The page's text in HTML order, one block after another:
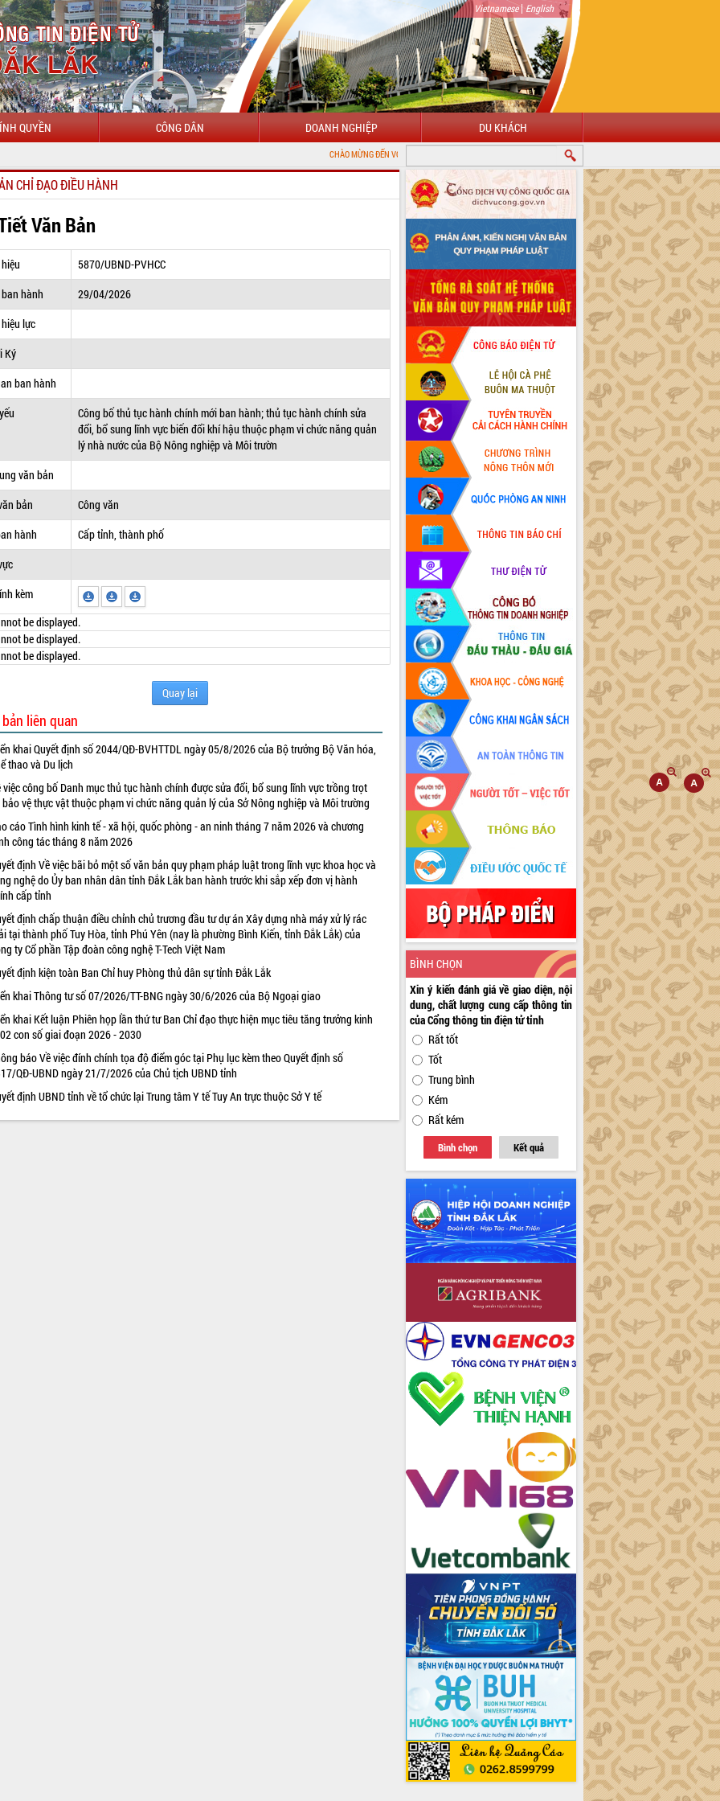
Vietnamese| English
QUYỀN CÔNG DÂN DOANH NGHIỆP DU KHÁCH
CHÀO MỪNG ĐẾN VỚI CỔNG THÔNG TIN ĐIỆN TỬ TỈNH ĐẮK LẮK
CHỈ ĐẠO ĐIỀU HÀNH
Văn Bản
5870/UBND-PVHCC
hành
29/04/2026
lực
Ký
ban hành
Công bố thủ tục hành chính mới ban hành; thủ tục hành chính sửa
đổi, bổ sung lĩnh vực biến đổi khí hậu thuộc phạm vi chức năng quản
lý nhà nước của Bộ Nông nghiệp và Môi trườn
văn bản
bản
Công văn
hành
Cấp tỉnh, thành phố
kèm
be displayed.
be displayed.
be displayed.
Quay lại
liên quan
khai Quyết định số 2044/QĐ-BVHTTDL ngày 05/8/2026 của Bộ trưởng Bộ Văn hóa,
thao và Du lịch
việc công bố Danh mục thủ tục hành chính được sửa đổi, bổ sung lĩnh vực trồng trọt
bảo vệ thực vật thuộc phạm vi chức năng quản lý của Sở Nông nghiệp và Môi trường
cáo Tình hình kinh tế - xã hội, quốc phòng - an ninh tháng 7 năm 2026 và chương
công tác tháng 8 năm 2026
định Về việc bãi bỏ một số văn bản quy phạm pháp luật trong lĩnh vực khoa học và
nghệ do Ủy ban nhân dân tỉnh Đắk Lắk ban hành trước khi sắp xếp đơn vị hành
cấp tỉnh
định chấp thuận điều chỉnh chủ trương đầu tư dự án Xây dựng nhà máy xử lý rác
tại thành phố Tuy Hòa, tỉnh Phú Yên (nay là phường Bình Kiến, tỉnh Đắk Lắk) của
ty Cổ phần Tập đoàn công nghệ T-Tech Việt Nam
định kiện toàn Ban Chỉ huy Phòng thủ dân sự tỉnh Đắk Lắk
khai Thông tư số 07/2026/TT-BNG ngày 30/6/2026 của Bộ Ngoại giao
khai Kết luận Phiên họp lần thứ tư Ban Chỉ đạo thực hiện mục tiêu tăng trưởng kinh
con số giai đoạn 2026 - 2030
báo Về việc đính chính tọa độ điểm góc tại Phụ lục kèm theo Quyết định số
QĐ-UBND ngày 21/7/2026 của Chủ tịch UBND tỉnh
định UBND tỉnh về tổ chức lại Trung tâm Y tế Tuy An trực thuộc Sở Y tế
BÌNH CHỌN
Xin ý kiến đánh giá về giao diện, nội
dung, chất lượng cung cấp thông tin
của Cổng thông tin điện tử tỉnh
Rất tốt
Tốt
Trung bình
Kém
Rất kém
Bình chọn Kết quả